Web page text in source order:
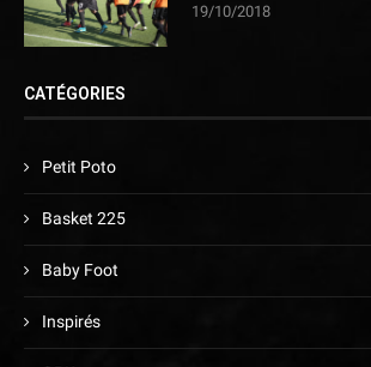
19/10/2018
CATÉGORIES
Petit Poto
Basket 225
Baby Foot
Inspirés